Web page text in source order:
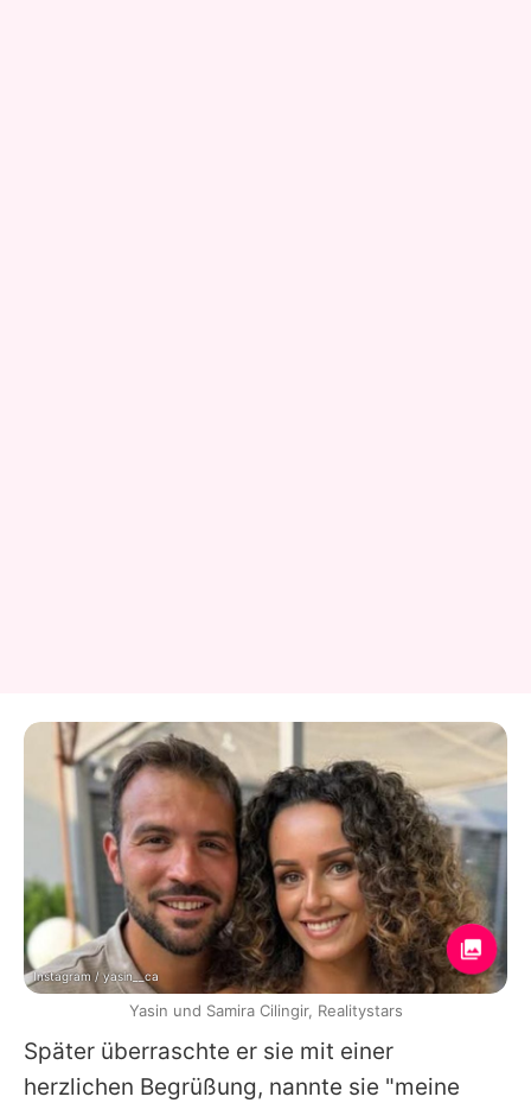
Später überraschte er sie mit einer
herzlichen Begrüßung, nannte sie "meine
Instagram / yasin__ca
Yasin und Samira Cilingir, Realitystars